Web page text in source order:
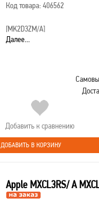
Код товара: 406562
[MK2D3ZM/A]
Далее...
Добавить к сравнению
ДОБАВИТЬ В КОРЗИНУ
Apple MXCL3RS/ A